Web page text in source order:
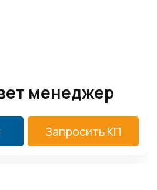
менеджер
Запросить КП